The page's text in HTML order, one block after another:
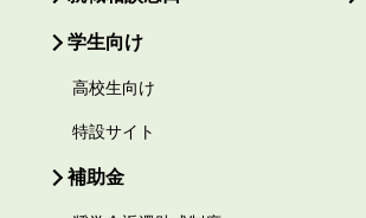
学生向け
高校生向け
特設サイト
補助金